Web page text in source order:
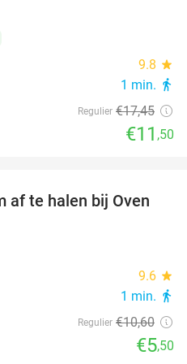
9.8 star
1 min. directions_walk
Regulier €17,45
€11 ,50
48%
af te halen bij Oven
9.6 star
1 min. directions_walk
Regulier €10,60
€5,50